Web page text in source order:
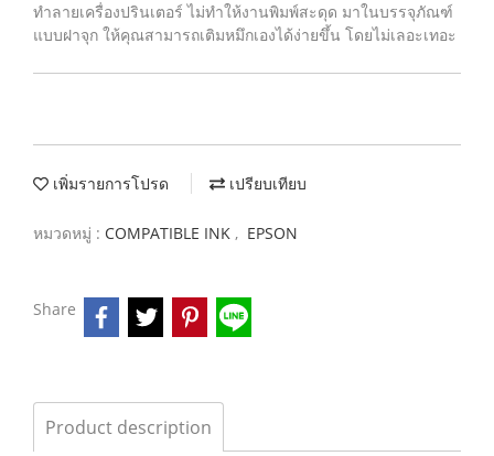
ทำลายเครื่องปรินเตอร์ ไม่ทำให้งานพิมพ์สะดุด มาในบรรจุภัณฑ์
แบบฝาจุก ให้คุณสามารถเติมหมึกเองได้ง่ายขึ้น โดยไม่เลอะเทอะ
เพิ่มรายการโปรด เปรียบเทียบ
หมวดหมู่ : COMPATIBLE INK , EPSON
Share
Product description